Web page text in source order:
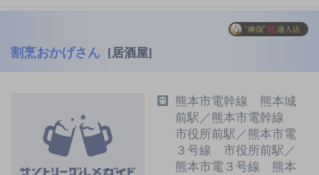
割烹おかげさん [居酒屋]
熊本市電幹線 熊本城
前駅／熊本市電幹線
市役所前駅／熊本市電
３号線 市役所前駅／
熊本市電３号線 熊本